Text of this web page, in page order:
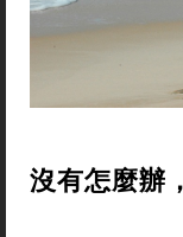
沒有怎麼辦